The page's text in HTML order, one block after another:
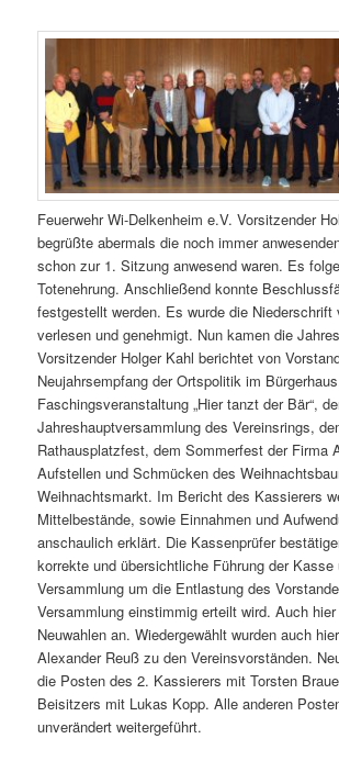
Feuerwehr Wi-Delkenheim e.V. Vorsitzender
begrüßte abermals die noch immer
schon zur 1. Sitzung anwesend waren. Es
Totenehrung. Anschließend konnte
festgestellt werden. Es wurde die Niederschrift
verlesen und genehmigt. Nun kamen die
Vorsitzender Holger Kahl berichtet von
Neujahrsempfang der Ortspolitik im
Faschingsveranstaltung „Hier tanzt der Bär“,
Jahreshauptversammlung des Vereinsrings,
Rathausplatzfest, dem Sommerfest der Firma
Aufstellen und Schmücken des
Weihnachtsmarkt. Im Bericht des Kassierers
Mittelbestände, sowie Einnahmen und
anschaulich erklärt. Die Kassenprüfer
korrekte und übersichtliche Führung der Kasse
Versammlung um die Entlastung des
Versammlung einstimmig erteilt wird. Auch
Neuwahlen an. Wiedergewählt wurden auch
Alexander Reuß zu den Vereinsvorständen.
die Posten des 2. Kassierers mit Torsten
Beisitzers mit Lukas Kopp. Alle anderen
unverändert weitergeführt.